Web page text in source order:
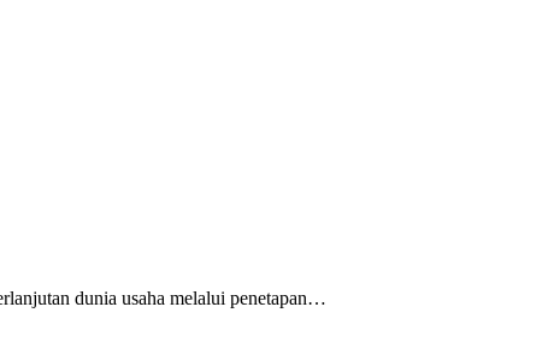
dunia usaha melalui penetapan…